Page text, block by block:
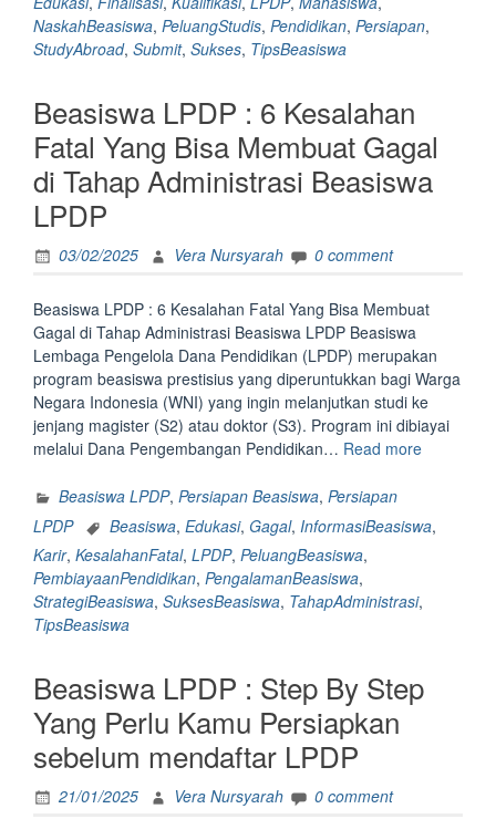
LPDP
Pastikan
Semua
Sebelum
Submit!
</strong>”
NaskahBeasiswa, PeluangStudis, Pendidikan, Persiapan,
StudyAbroad, Submit, Sukses, TipsBeasiswa
Beasiswa LPDP : 6 Kesalahan
Fatal Yang Bisa Membuat Gagal
di Tahap Administrasi Beasiswa
LPDP
03/02/2025 Vera Nursyarah 0 comment
Beasiswa LPDP : 6 Kesalahan Fatal Yang Bisa Membuat
Gagal di Tahap Administrasi Beasiswa LPDP Beasiswa
Lembaga Pengelola Dana Pendidikan (LPDP) merupakan
program beasiswa prestisius yang diperuntukkan bagi Warga
Negara Indonesia (WNI) yang ingin melanjutkan studi ke
jenjang magister (S2) atau doktor (S3). Program ini dibiayai
melalui Dana Pengembangan Pendidikan… Read more“Beasiswa
Kesalahan
Bisa
di
Tahap
Beasiswa LPDP, Persiapan Beasiswa, Persiapan
LPDP
Beasiswa, Edukasi, Gagal, InformasiBeasiswa,
Karir, KesalahanFatal, LPDP, PeluangBeasiswa,
PembiayaanPendidikan, PengalamanBeasiswa,
StrategiBeasiswa, SuksesBeasiswa, TahapAdministrasi,
TipsBeasiswa
Beasiswa LPDP : Step By Step
Yang Perlu Kamu Persiapkan
sebelum mendaftar LPDP
21/01/2025 Vera Nursyarah 0 comment